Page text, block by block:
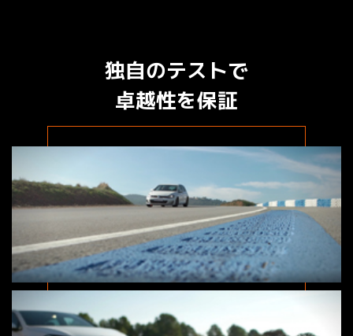
独自のテストで
卓越性を保証